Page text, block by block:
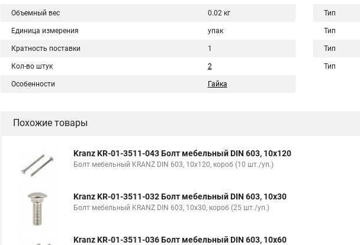
Объемный вес 0.02 кг
Единица измерения упак
Кратность поставки 1
Кол-во штук 2
Особенности Гайка
Тип
Тип
Тип
Тип
Похожие товары
Kranz KR-01-3511-043 Болт мебельный DIN 603, 10х120
Болт мебельный KRANZ DIN 603, 10х120, короб (10 шт./уп.)
Kranz KR-01-3511-032 Болт мебельный DIN 603, 10х30
Болт мебельный KRANZ DIN 603, 10х30, короб (25 шт./уп.)
Kranz KR-01-3511-036 Болт мебельный DIN 603, 10х60